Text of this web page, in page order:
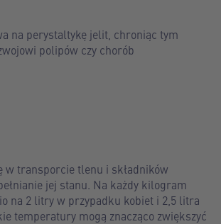
na perystaltykę jelit, chroniąc tym
polipów czy chorób
w transporcie tlenu i składników
jej stanu. Na każdy kilogram
na 2 litry w przypadku kobiet i 2,5 litra
temperatury mogą znacząco zwiększyć